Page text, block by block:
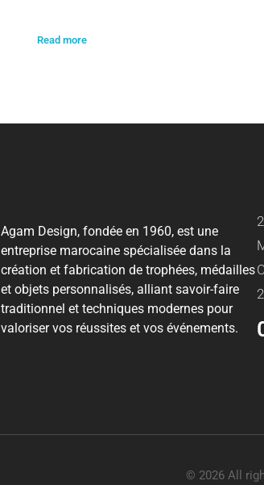
Read more
Agam Design, fondée en 1960, est une
entreprise marocaine spécialisée dans la
création et fabrication de trophées, médailles
et objets personnalisés, alliant savoir-faire
traditionnel et techniques modernes pour
valoriser vos réussites et vos événements.
© 2026 All